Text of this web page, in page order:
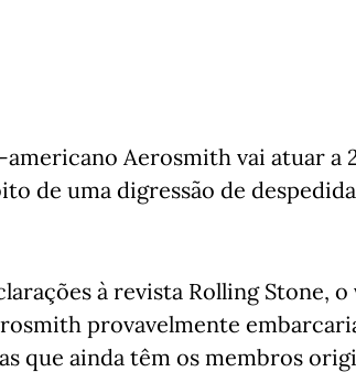
Aerosmith vai atuar a
de uma digressão de
à revista Rolling Stone,
provavelmente
que ainda têm os membros